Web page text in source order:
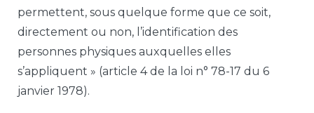
permettent, sous quelque forme que ce soit,
directement ou non, l’identification des
personnes physiques auxquelles elles
s’appliquent » (article 4 de la loi n° 78-17 du 6
janvier 1978).